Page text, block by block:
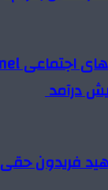
درآمد
فریدون حقی